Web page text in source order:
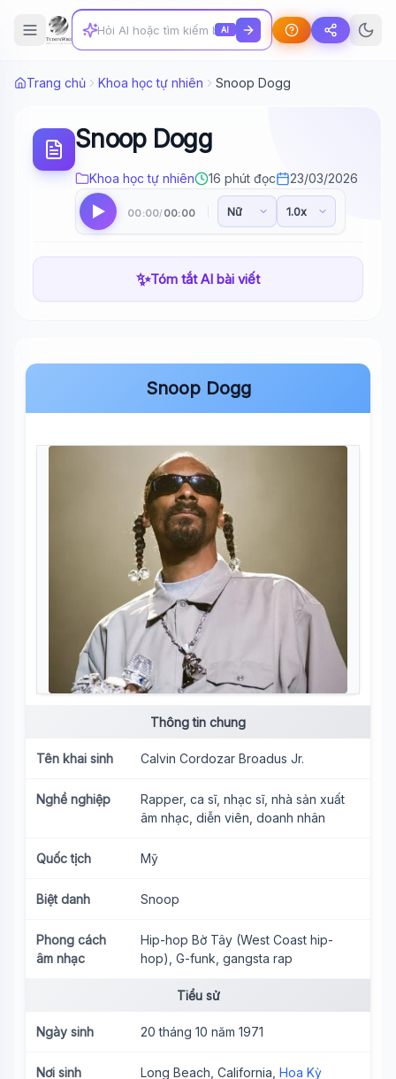
AI
Trang chủ Khoa học tự nhiên Snoop Dogg
Snoop Dogg
Khoa học tự nhiên 16 phút đọc 23/03/2026
00:00/ 00:00
✨Tóm tắt AI bài viết
Snoop Dogg
Thông tin chung
Tên khai sinh Calvin Cordozar Broadus Jr.
Nghề nghiệp
Rapper, ca sĩ, nhạc sĩ, nhà sản xuất
âm nhạc, diễn viên, doanh nhân
Quốc tịch Mỹ
Biệt danh Snoop
Phong cách
âm nhạc
Hip-hop Bờ Tây (West Coast hip-
hop), G-funk, gangsta rap
Tiểu sử
Ngày sinh 20 tháng 10 năm 1971
Nơi sinh Long Beach, California, Hoa Kỳ